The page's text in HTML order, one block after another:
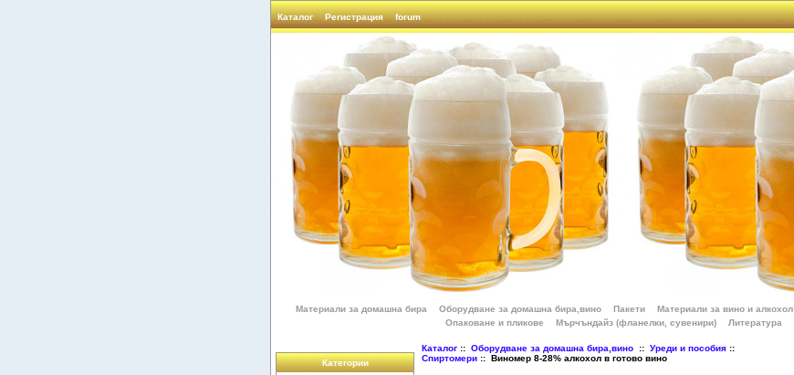
Каталог Регистрация forum
Материали за домашна бира Оборудване за домашна бира,вино Пакети Материали за вино и алкохол
Опаковане и пликове
Мърчъндайз (фланелки, сувенири) Литература
Категории
Каталог:: Оборудване за домашна бира,вино :: Уреди и пособия::
Спиртомери:: Виномер 8-28% алкохол в готово вино